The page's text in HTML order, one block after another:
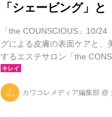
「シェービング」
「the COUNSCIOUS」10/
グによる皮膚の表面ケアと、
するエステサロン「the
までの期間中、全コース50%
ーンを実施中です。また、
30％オフ（ブライダルコース
カワコレメディア編集部 @